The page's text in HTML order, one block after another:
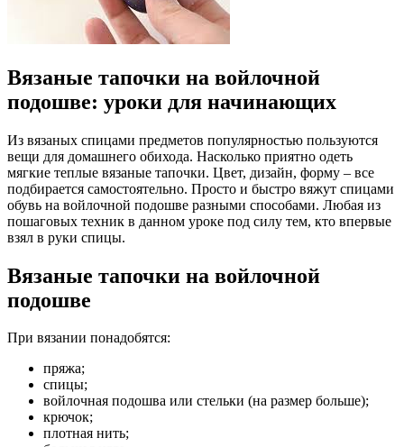
Вязаные тапочки на войлочной
подошве: уроки для начинающих
Из вязаных спицами предметов популярностью пользуются
вещи для домашнего обихода. Насколько приятно одеть
мягкие теплые вязаные тапочки. Цвет, дизайн, форму – все
подбирается самостоятельно. Просто и быстро вяжут спицами
обувь на войлочной подошве разными способами. Любая из
пошаговых техник в данном уроке под силу тем, кто впервые
взял в руки спицы.
Вязаные тапочки на войлочной
подошве
При вязании понадобятся:
пряжа;
спицы;
войлочная подошва или стельки (на размер больше);
крючок;
плотная нить;